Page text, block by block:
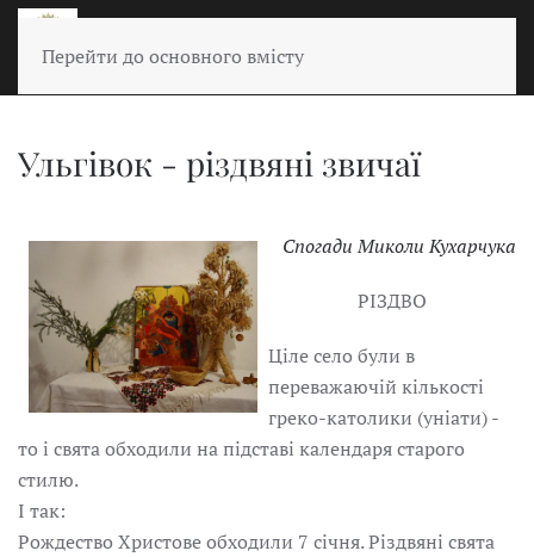
Перейти до основного вмісту
Ульгівок - різдвяні звичаї
Спогади Миколи Кухарчука
РІЗДВО
Ціле село були в
переважаючій кількості
греко-католики (уніати) -
то і свята обходили на підставі календаря старого
стилю.
І так:
Рождество Христове обходили 7 січня. Різдвяні свята